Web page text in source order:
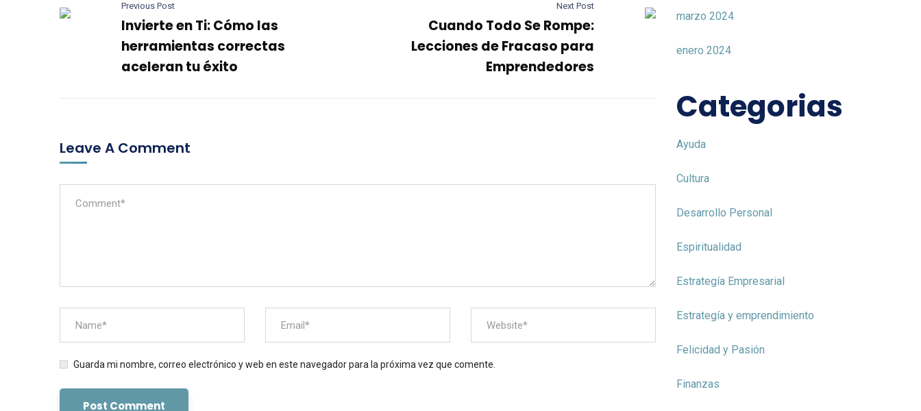
Previous Post
Invierte en Ti: Cómo las
herramientas correctas
aceleran tu éxito
Next Post
Cuando Todo Se Rompe:
Lecciones de Fracaso para
Emprendedores
Leave A Comment
Guarda mi nombre, correo electrónico y web en este navegador para la próxima vez que comente.
marzo 2024
enero 2024
Categorias
Ayuda
Cultura
Desarrollo Personal
Espiritualidad
Estrategía Empresarial
Estrategía y emprendimiento
Felicidad y Pasión
Finanzas